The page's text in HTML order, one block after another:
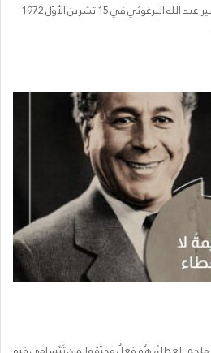
67 مؤبّداً وعزيمةٌ لا تنكسر وُلد الأسير عبد الله البرغوثي في 15 تشرين الأوّل 1972